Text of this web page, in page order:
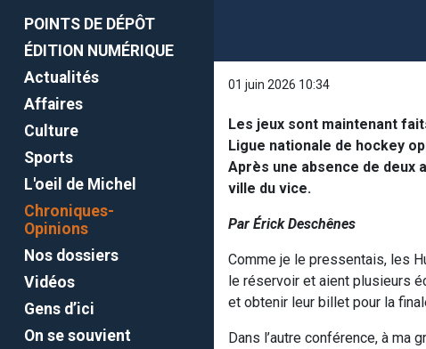
POINTS DE DÉPÔT
ÉDITION NUMÉRIQUE
Actualités
Affaires
Culture
Sports
L'oeil de Michel
Chroniques-
Opinions
Nos dossiers
Vidéos
Gens d’ici
On se souvient
01 juin 2026 10:34
Les jeux sont maintenant
Ligue nationale de hockey
Après une absence de deux
ville du vice.
Par Érick Deschênes
Comme je le pressentais, les
le réservoir et aient plusieurs
et obtenir leur billet pour la
Dans l’autre conférence, à